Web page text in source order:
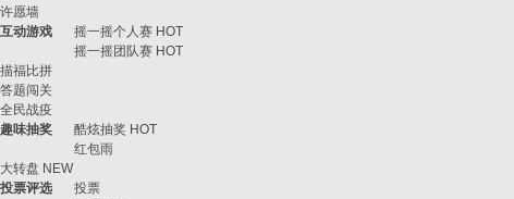
许愿墙
互动游戏
摇一摇个人赛 HOT
摇一摇团队赛 HOT
描福比拼
答题闯关
全民战疫
趣味抽奖
酷炫抽奖 HOT
红包雨
大转盘 NEW
投票评选
投票